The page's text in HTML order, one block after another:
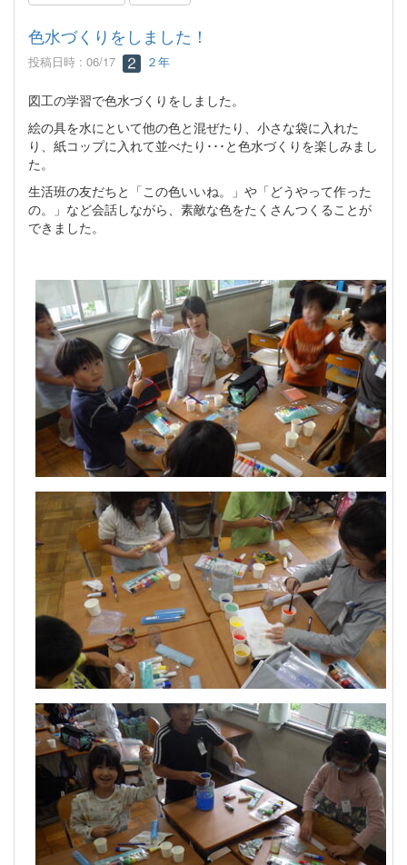
色水づくりをしました！
投稿日時 : 06/17 ２年
図工の学習で色水づくりをしました。
絵の具を水にといて他の色と混ぜたり、小さな袋に入れた
り、紙コップに入れて並べたり･･･と色水づくりを楽しみまし
た。
生活班の友だちと「この色いいね。」や「どうやって作った
の。」など会話しながら、素敵な色をたくさんつくることが
できました。